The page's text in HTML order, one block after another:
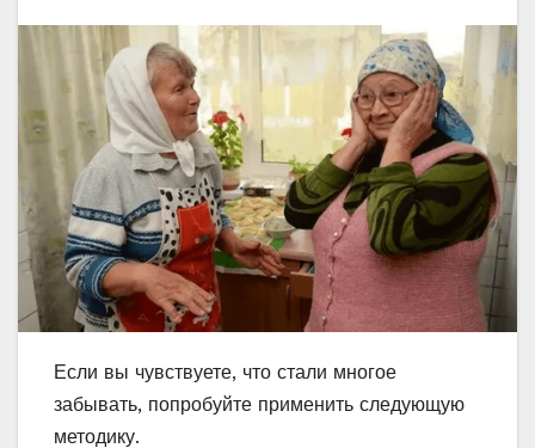
Если вы чувствуете, что стали многое
забывать, попробуйте применить следующую
методику.